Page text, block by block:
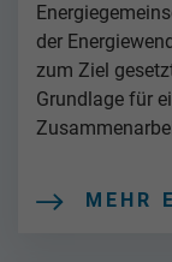
der
zum Ziel
Grundlage für
MEHR